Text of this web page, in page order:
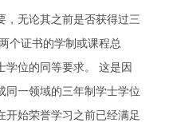
，无论其之前是否获得过三
个证书的学制或课程总
学位的同等要求。 这是因
同一领域的三年制学士学位
开始荣誉学习之前已经满足